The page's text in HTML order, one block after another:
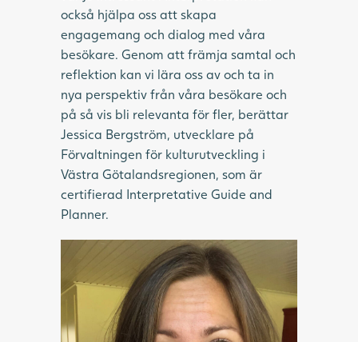
också hjälpa oss att skapa
engagemang och dialog med våra
besökare. Genom att främja samtal och
reflektion kan vi lära oss av och ta in
nya perspektiv från våra besökare och
på så vis bli relevanta för fler, berättar
Jessica Bergström, utvecklare på
Förvaltningen för kulturutveckling i
Västra Götalandsregionen, som är
certifierad Interpretative Guide and
Planner.